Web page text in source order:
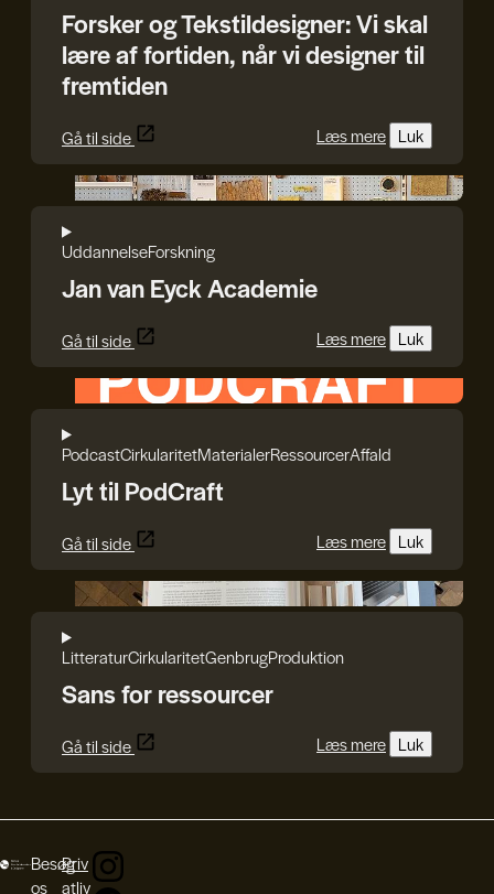
Forsker og Tekstildesigner: Vi skal
lære af fortiden, når vi designer til
fremtiden
Gå til side Læs mere Luk
Jan van Eyck Academie
UddannelseForskning
Jan van Eyck Academie
Gå til side Læs mere Luk
HEPHAESTUS
PodcastCirkularitetMaterialerRessourcerAffald
Lyt til PodCraft
Gå til side Læs mere Luk
Reshape Waste
LitteraturCirkularitetGenbrugProduktion
Sans for ressourcer
Gå til side Læs mere Luk
Besøg
os
Priv
atliv